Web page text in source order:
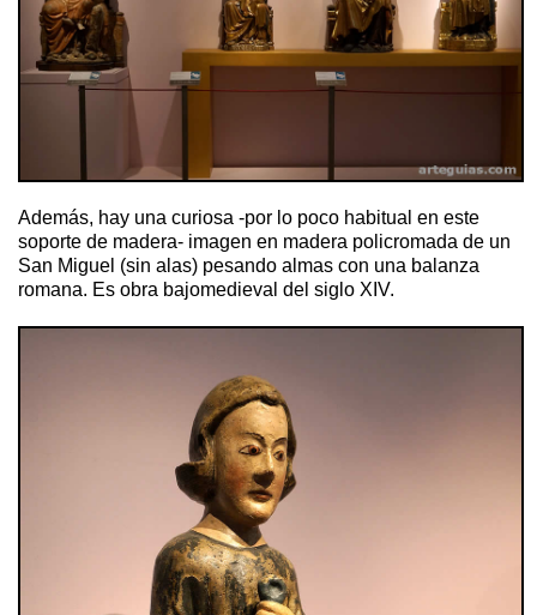
Además, hay una curiosa -por lo poco habitual en este
soporte de madera- imagen en madera policromada de un
San Miguel (sin alas) pesando almas con una balanza
romana. Es obra bajomedieval del siglo XIV.